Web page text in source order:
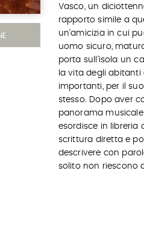
Vasco, un
rapporto simile a
un’amicizia in cui
uomo sicuro,
porta sull’isola un
la vita degli
importanti, per il
stesso. Dopo aver
panorama
esordisce in libreria
scrittura diretta e
descrivere con
solito non riescono